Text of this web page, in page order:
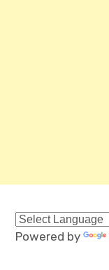
Powered by